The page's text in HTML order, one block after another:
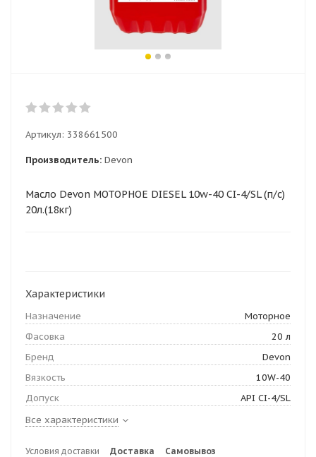
Артикул: 338661500
Производитель: Devon
Масло Devon МОТОРНОЕ DIESEL 10w-40 CI-4/SL (п/с)
20л.(18кг)
Характеристики
Назначение
Моторное
Фасовка
20 л
Бренд
Devon
Вязкость
10W-40
Допуск
API CI-4/SL
Все характеристики
Условия доставки Доставка Самовывоз